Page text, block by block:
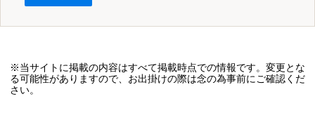
※当サイトに掲載の内容はすべて掲載時点での情報です。変更とな
る可能性がありますので、お出掛けの際は念の為事前にご確認くだ
さい。